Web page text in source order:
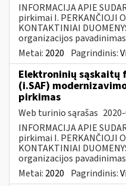
INFORMACIJA APIE
pirkimai I. PERKANČIOJI
KONTAKTINIAI
organizacijos
Metai: 2020 Pagrindinis:
Elektroninių sąskaitų
(i.SAF)
pirkimas
Web turinio sąrašas
INFORMACIJA APIE
pirkimai I. PERKANČIOJI
KONTAKTINIAI
organizacijos
Metai: 2020 Pagrindinis: